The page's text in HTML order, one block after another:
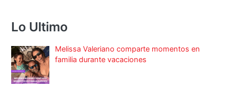
Lo Ultimo
Melissa Valeriano comparte momentos en
familia durante vacaciones